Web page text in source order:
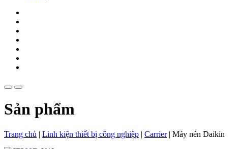
Sản phẩm
Trang chủ | Linh kiện thiết bị công nghiệp | Carrier| Máy nén Daikin